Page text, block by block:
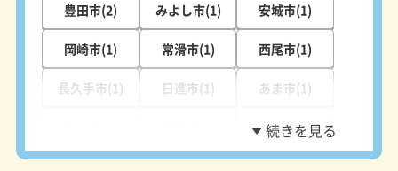
豊田市(2) みよし市(1) 安城市(1)
岡崎市(1) 常滑市(1) 西尾市(1)
長久手市(1) 日進市(1) あま市(1)
稲沢市(1)